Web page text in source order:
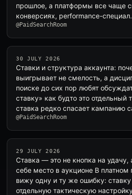
прошлое, а платформы все чаще
конверсиях, performance-
@PaidSearchRoom
30 JULY 2026
Ставки и структура аккаунта:
выигрывает не смелость, а
поиске до сих пор любят
ставку» как будто это отдельный
ставка редко спасает кампанию
@PaidSearchRoom
29 JULY 2026
Ставка — это не кнопка на удачу,
себе место в аукционе В платном
вижу одну и ту же ошибку:
отдельную тактическую